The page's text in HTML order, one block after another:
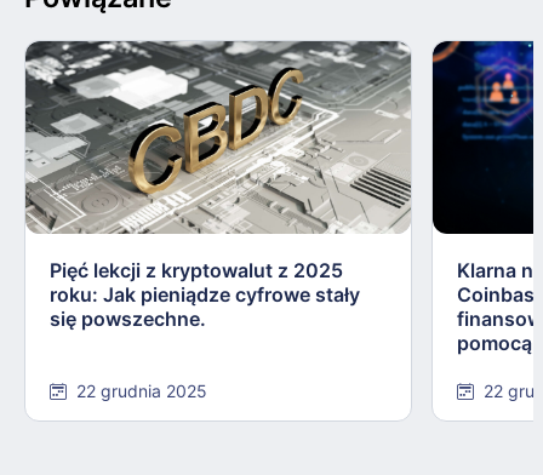
Pięć lekcji z kryptowalut z 2025
roku: Jak pieniądze cyfrowe stały
się powszechne.
22 grudnia 2025
Klarna
pomocą
22